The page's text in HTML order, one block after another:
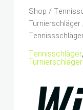
Shop /
Turnierschläger
Tennisschläger
Turnierschläger